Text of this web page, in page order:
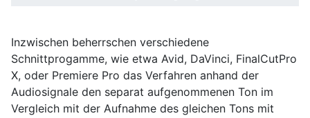
Inzwischen beherrschen verschiedene
Schnittprogamme, wie etwa Avid, DaVinci, FinalCutPro
X, oder Premiere Pro das Verfahren anhand der
Audiosignale den separat aufgenommenen Ton im
Vergleich mit der Aufnahme des gleichen Tons mit